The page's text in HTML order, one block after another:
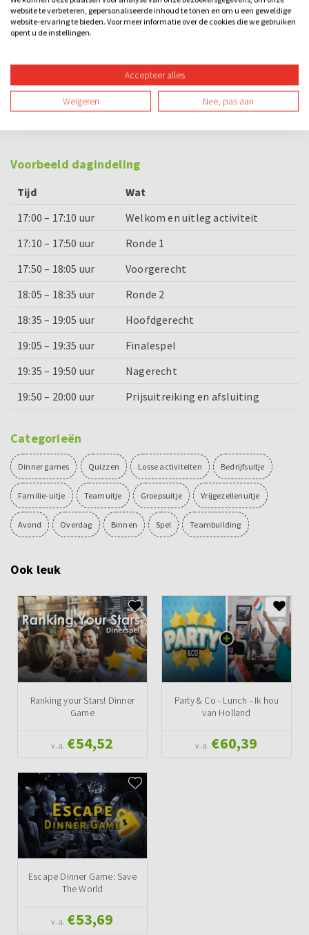
Keuze uit twee of Driegangendiner
Bijzonderheden
OPTIE: Vanaf 30 personen is het ook mogelijk om te
genieten van een uitgebreid buffet. Vraag naar de
Voorbeeld dagindeling
Tijd
Wat
17:00 – 17:10 uur
Welkom en uitleg activiteit
17:10 – 17:50 uur
Ronde 1
17:50 – 18:05 uur
Voorgerecht
18:05 – 18:35 uur
Ronde 2
18:35 – 19:05 uur
Hoofdgerecht
19:05 – 19:35 uur
Finalespel
19:35 – 19:50 uur
Nagerecht
19:50 – 20:00 uur
Prijsuitreiking en afsluiting
Categorieën
Dinner games Quizzen Losse activiteiten Bedrijfsuitje
Familie-uitje Teamuitje Groepsuitje Vrijgezellenuitje
Avond Overdag Binnen Spel Teambuilding
Ook leuk
Ranking your Stars! Dinner
Game
v.a. €54,52
Party & Co - Lunch - Ik hou
van Holland
v.a. €60,39
Escape Dinner Game: Save
The World
v.a. €53,69
website te verbeteren, gepersonaliseerde inhoud te tonen en om u een geweldige
website-ervaring te bieden. Voor meer informatie over de cookies die we gebruiken
opent u de instellingen.
Accepteer alles
Weigeren Nee, pas aan